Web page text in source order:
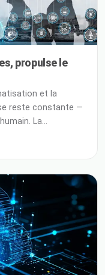
propulse le
et la
reste constante —
La
qui la fait
de planification
claire que jamais :